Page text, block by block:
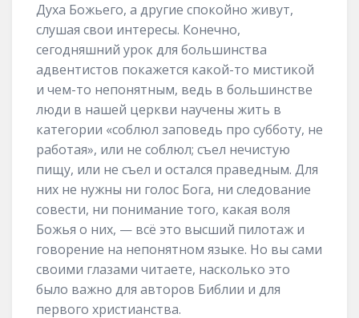
Духа Божьего, а другие спокойно живут,
слушая свои интересы. Конечно,
сегодняшний урок для большинства
адвентистов покажется какой-то мистикой
и чем-то непонятным, ведь в большинстве
люди в нашей церкви научены жить в
категории «соблюл заповедь про субботу, не
работая», или не соблюл; съел нечистую
пищу, или не съел и остался праведным. Для
них не нужны ни голос Бога, ни следование
совести, ни понимание того, какая воля
Божья о них, — всё это высший пилотаж и
говорение на непонятном языке. Но вы сами
своими глазами читаете, насколько это
было важно для авторов Библии и для
первого христианства.